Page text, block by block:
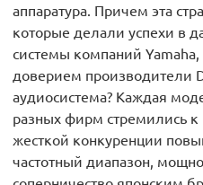
аппаратура. Причем эта
которые делали успехи в
системы компаний
доверием производители
аудиосистема? Каждая
разных фирм стремились
жесткой конкуренции
частотный диапазон,